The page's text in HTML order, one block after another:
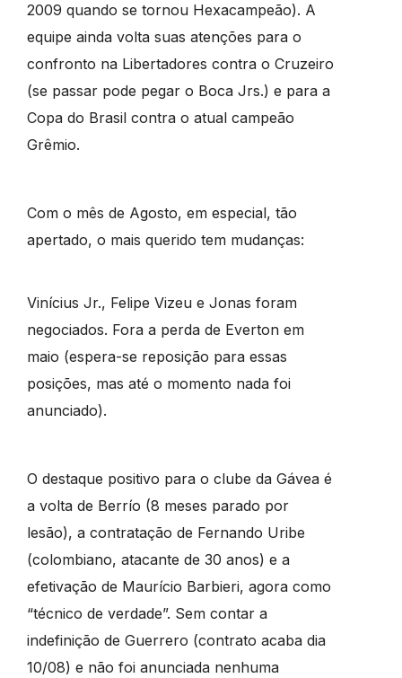
2009 quando se tornou Hexacampeão). A
equipe ainda volta suas atenções para o
confronto na Libertadores contra o Cruzeiro
(se passar pode pegar o Boca Jrs.) e para a
Copa do Brasil contra o atual campeão
Grêmio.
Com o mês de Agosto, em especial, tão
apertado, o mais querido tem mudanças:
Vinícius Jr., Felipe Vizeu e Jonas foram
negociados. Fora a perda de Everton em
maio (espera-se reposição para essas
posições, mas até o momento nada foi
anunciado).
O destaque positivo para o clube da Gávea é
a volta de Berrío (8 meses parado por
lesão), a contratação de Fernando Uribe
(colombiano, atacante de 30 anos) e a
efetivação de Maurício Barbieri, agora como
“técnico de verdade”. Sem contar a
indefinição de Guerrero (contrato acaba dia
10/08) e não foi anunciada nenhuma